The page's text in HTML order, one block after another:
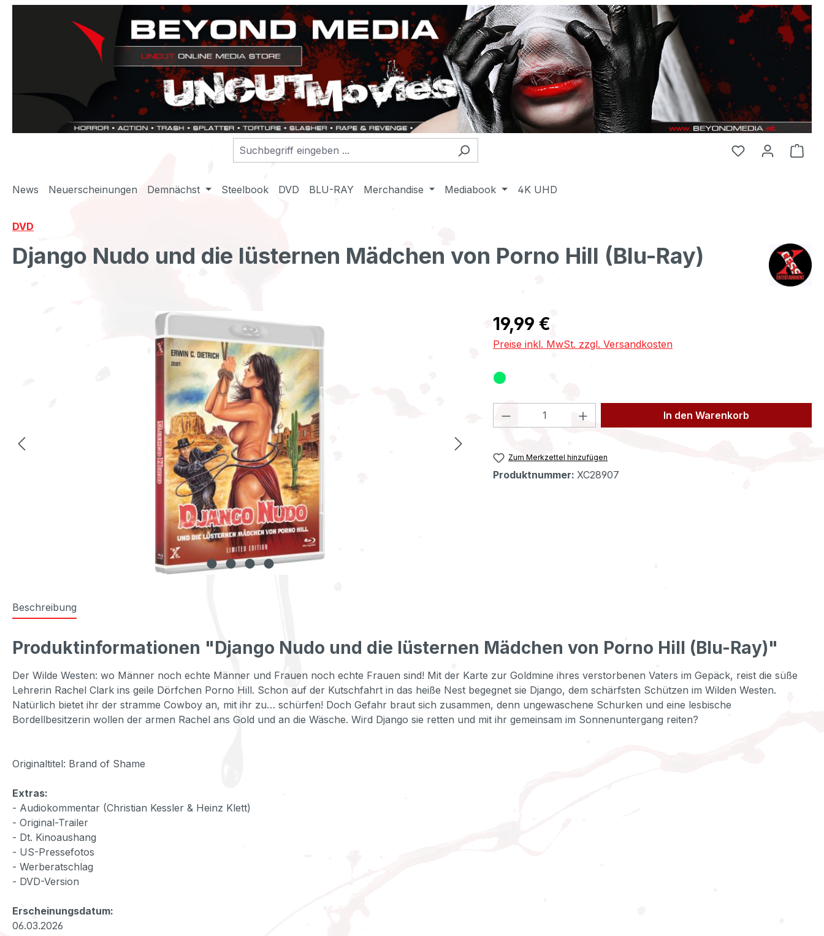
Zur Hauptnavigation springen
News Neuerscheinungen Demnächst Steelbook DVD BLU-RAY Merchandise Mediabook 4K UHD
DVD
Django Nudo und die lüsternen Mädchen von Porno Hill (Blu-Ray)
Regulärer Preis:
19,99 €
Preise inkl. MwSt. zzgl. Versandkosten
Produkt Anzahl: Gib den gewünschten Wert
In den Warenkorb
Zum Merkzettel hinzufügen
Produktnummer: XC28907
Beschreibung
Produktinformationen "Django Nudo und die lüsternen Mädchen von Porno Hill (Blu-Ray)"
Der Wilde Westen: wo Männer noch echte Männer und Frauen noch echte Frauen sind! Mit der Karte zur Goldmine ihres verstorbenen Vaters im Gepäck, reist die süße
Lehrerin Rachel Clark ins geile Dörfchen Porno Hill. Schon auf der Kutschfahrt in das heiße Nest begegnet sie Django, dem schärfsten Schützen im Wilden Westen.
Natürlich bietet ihr der stramme Cowboy an, mit ihr zu… schürfen! Doch Gefahr braut sich zusammen, denn ungewaschene Schurken und eine lesbische
Bordellbesitzerin wollen der armen Rachel ans Gold und an die Wäsche. Wird Django sie retten und mit ihr gemeinsam im Sonnenuntergang reiten?
Originaltitel: Brand of Shame
Extras:
- Audiokommentar (Christian Kessler & Heinz Klett)
- Original-Trailer
- Dt. Kinoaushang
- US-Pressefotos
- Werberatschlag
- DVD-Version
Erscheinungsdatum:
06.03.2026